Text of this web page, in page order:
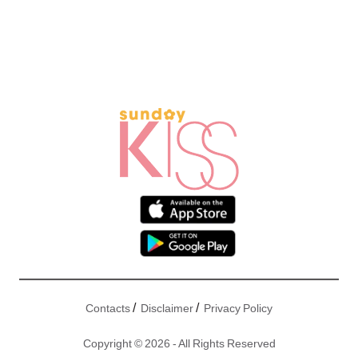
Contacts/ Disclaimer/ Privacy Policy
Copyright © 2026 - All Rights Reserved